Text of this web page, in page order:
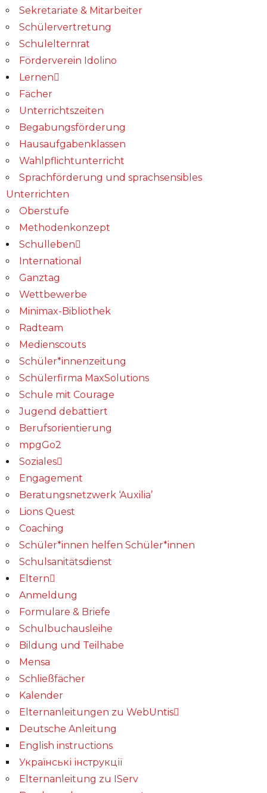
Sekretariate & Mitarbeiter
Schülervertretung
Schulelternrat
Förderverein Idolino
Lernen
Fächer
Unterrichtszeiten
Begabungs­förderung
Hausaufgabenklassen
Wahlpflichtunterricht
Sprachförderung und sprachsensibles
Unterrichten
Oberstufe
Methodenkonzept
Schulleben
International
Ganztag
Wettbewerbe
Minimax-Bibliothek​
Radteam
Medienscouts
Schüler*innenzeitung
Schülerfirma MaxSolutions
Schule mit Courage
Jugend debattiert
Berufsorientierung
mpgGo2
Soziales
Engagement
Beratungsnetzwerk ‘Auxilia’
Lions Quest
Coaching
Schüler*innen helfen Schüler*innen
Schulsanitätsdienst
Eltern
Anmeldung
Formulare & Briefe
Schulbuchausleihe
Bildung und Teilhabe
Mensa
Schließfächer
Kalender
Elternanleitungen zu WebUntis
Deutsche Anleitung
English instructions
Українські інструкції
Elternanleitung zu IServ